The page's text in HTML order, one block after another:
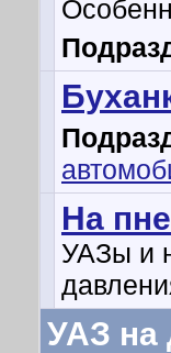
На
УАЗы и
УАЗ на